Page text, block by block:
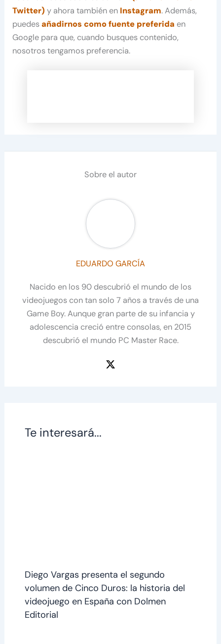
Twitter) y ahora también en Instagram. Además,
puedesañadirnos como fuente preferida en
Google para que, cuando busques contenido,
nosotros tengamos preferencia.
Sobre el autor
EDUARDO GARCÍA
Nacido en los 90 descubrió el mundo de los
videojuegos con tan solo 7 años a través de una
Game Boy. Aunque gran parte de su infancia y
adolescencia creció entre consolas, en 2015
descubrió el mundo PC Master Race.
Te interesará...
Diego Vargas presenta el segundo
volumen de Cinco Duros: la historia del
videojuego en España con Dolmen
Editorial